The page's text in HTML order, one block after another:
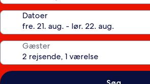
Datoer
Gæster